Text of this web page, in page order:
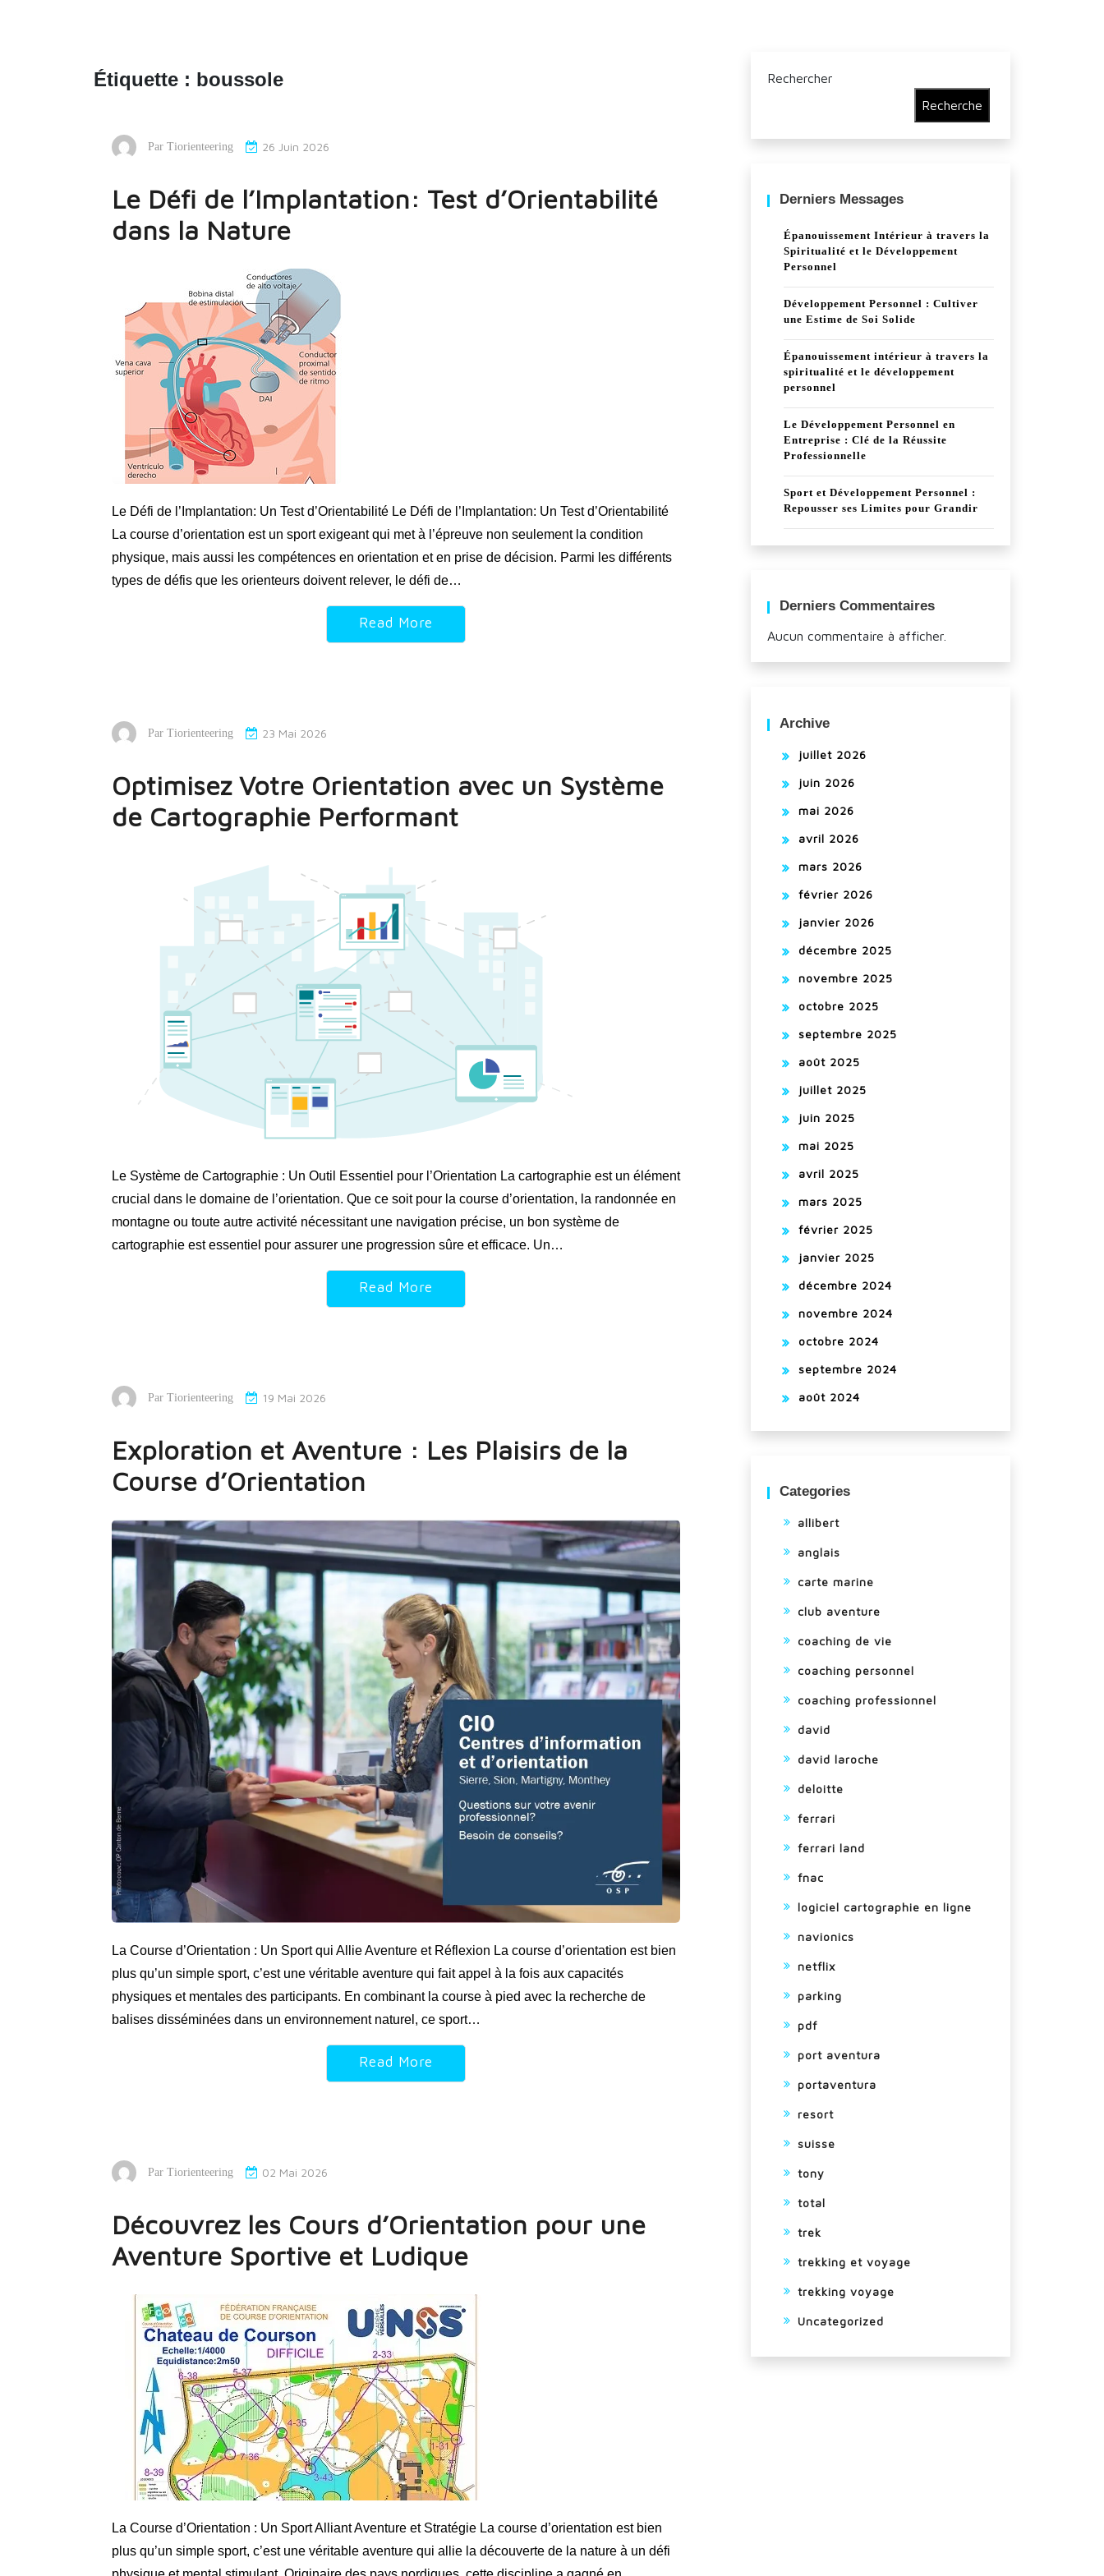
Étiquette : boussole
Par Tiorienteering 26 Juin 2026
Le Défi de l’Implantation: Test d’Orientabilité
dans la Nature
Le Défi de l’Implantation: Un Test d’Orientabilité Le Défi de l’Implantation: Un Test d’Orientabilité
La course d’orientation est un sport exigeant qui met à l’épreuve non seulement la condition
physique, mais aussi les compétences en orientation et en prise de décision. Parmi les différents
types de défis que les orienteurs doivent relever, le défi de…
Read More
Par Tiorienteering 23 Mai 2026
Optimisez Votre Orientation avec un Système
de Cartographie Performant
Le Système de Cartographie : Un Outil Essentiel pour l’Orientation La cartographie est un élément
crucial dans le domaine de l’orientation. Que ce soit pour la course d’orientation, la randonnée en
montagne ou toute autre activité nécessitant une navigation précise, un bon système de
cartographie est essentiel pour assurer une progression sûre et efficace. Un…
Read More
Par Tiorienteering 19 Mai 2026
Exploration et Aventure : Les Plaisirs de la
Course d’Orientation
La Course d’Orientation : Un Sport qui Allie Aventure et Réflexion La course d’orientation est bien
plus qu’un simple sport, c’est une véritable aventure qui fait appel à la fois aux capacités
physiques et mentales des participants. En combinant la course à pied avec la recherche de
balises disséminées dans un environnement naturel, ce sport…
Read More
Par Tiorienteering 02 Mai 2026
Découvrez les Cours d’Orientation pour une
Aventure Sportive et Ludique
La Course d’Orientation : Un Sport Alliant Aventure et Stratégie La course d’orientation est bien
plus qu’un simple sport, c’est une véritable aventure qui allie la découverte de la nature à un défi
Rechercher
Recherche
Derniers Messages
Épanouissement Intérieur à travers la
Spiritualité et le Développement
Personnel
Développement Personnel : Cultiver
une Estime de Soi Solide
Épanouissement intérieur à travers la
spiritualité et le développement
personnel
Le Développement Personnel en
Entreprise : Clé de la Réussite
Professionnelle
Sport et Développement Personnel :
Repousser ses Limites pour Grandir
Derniers Commentaires
Aucun commentaire à afficher.
Archive
juillet 2026
juin 2026
mai 2026
avril 2026
mars 2026
février 2026
janvier 2026
décembre 2025
novembre 2025
octobre 2025
septembre 2025
août 2025
juillet 2025
juin 2025
mai 2025
avril 2025
mars 2025
février 2025
janvier 2025
décembre 2024
novembre 2024
octobre 2024
septembre 2024
août 2024
Categories
allibert
anglais
carte marine
club aventure
coaching de vie
coaching personnel
coaching professionnel
david
david laroche
deloitte
ferrari
ferrari land
fnac
logiciel cartographie en ligne
navionics
netflix
parking
pdf
port aventura
portaventura
resort
suisse
tony
total
trek
trekking et voyage
trekking voyage
Uncategorized